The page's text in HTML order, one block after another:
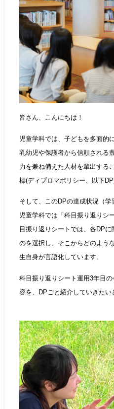
皆さん、こんにちは！
児童学科では、子どもを多面的
乳幼児や保護者から信頼される
力を兼ね備えた人材を輩出する
標(ディプロマポリシー、以下
そして、このDPの達成状況（学
児童学科では「科目振り返りシ
目振り返りシートでは、各DP
のを選択し、そこからどのよう
生自身が言語化しています。
科目振り返りシート運用3年目
容を、DPごと紹介していきたい